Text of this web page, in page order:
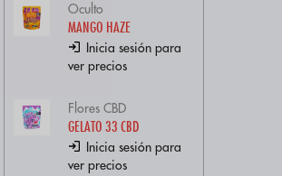
Oculto
MANGO HAZE
Inicia sesión para
ver precios
Flores CBD
GELATO 33 CBD
Inicia sesión para
ver precios